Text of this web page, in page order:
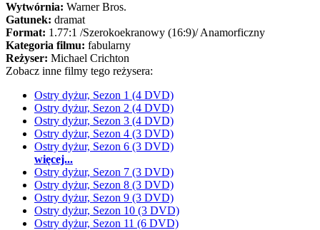
Wytwórnia: Warner Bros.
Gatunek: dramat
Format: 1.77:1 /Szerokoekranowy (16:9)/Anamorficzny
Kategoria filmu: fabularny
Reżyser: Michael Crichton
Zobacz inne filmy tego reżysera:
Ostry dyżur, Sezon 1 (4 DVD)
Ostry dyżur, Sezon 2 (4 DVD)
Ostry dyżur, Sezon 3 (4 DVD)
Ostry dyżur, Sezon 4 (3 DVD)
Ostry dyżur, Sezon 6 (3 DVD)
więcej...
Ostry dyżur, Sezon 7 (3 DVD)
Ostry dyżur, Sezon 8 (3 DVD)
Ostry dyżur, Sezon 9 (3 DVD)
Ostry dyżur, Sezon 10 (3 DVD)
Ostry dyżur, Sezon 11 (6 DVD)